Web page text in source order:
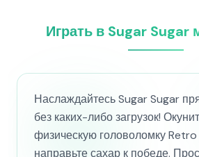
Играть в Sugar Sugar
Наслаждайтесь Sugar Sugar
без каких-либо загрузок!
физическую головоломку Retro
направьте сахар к победе.